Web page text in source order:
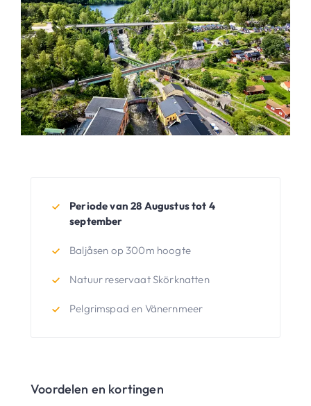
Periode van 28 Augustus tot 4
september
Baljåsen op 300m hoogte
Natuur reservaat Skörknatten
Pelgrimspad en Vänernmeer
Voordelen en kortingen